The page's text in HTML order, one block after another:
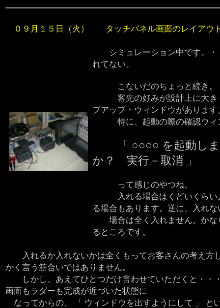
０９月１５日（火） タッチパネル画面のレイアウ
シミュレーション中です。・
れてない。
こないだのちょっと続き。
客先の好みが設計上に大きく
プアップ・ウィンドウがあります
特に、起動の際の確認ウィ
「 ○○○○ を起動し
か？ 実行－取消 」
って感じのやつね。
入れる場合はくどいくらい入
る場合もあります。逆に、入れな
場合は全く入れません。かな
るところです。
入れるか入れないかは全くもってお客さんの考え方
かく言う筋合いではありません。
しかし、あえてひとつだけ言わせていただくと・・
画面もラダーも完成が近づいた状態に
なってからの、 「 ウィンドウを出すようにして 」